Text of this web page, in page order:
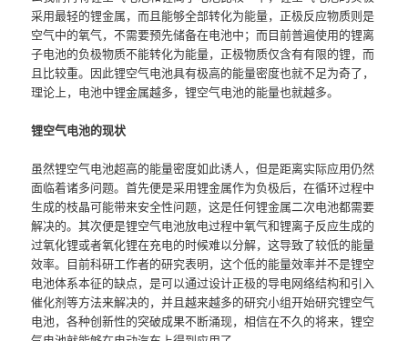
采用最轻的锂金属，而且能够全部转化为能量，正极反应物质则是
空气中的氧气，不需要预先储备在电池中；而目前普遍使用的锂离
子电池的负极物质不能转化为能量，正极物质仅含有有限的锂，而
且比较重。因此锂空气电池具有极高的能量密度也就不足为奇了，
理论上，电池中锂金属越多，锂空气电池的能量也就越多。
锂空气电池的现状
虽然锂空气电池超高的能量密度如此诱人，但是距离实际应用仍然
面临着诸多问题。首先便是采用锂金属作为负极后，在循环过程中
生成的枝晶可能带来安全性问题，这是任何锂金属二次电池都需要
解决的。其次便是锂空气电池放电过程中氧气和锂离子反应生成的
过氧化锂或者氧化锂在充电的时候难以分解，这导致了较低的能量
效率。目前科研工作者的研究表明，这个低的能量效率并不是锂空
电池体系本征的缺点，是可以通过设计正极的导电网络结构和引入
催化剂等方法来解决的，并且越来越多的研究小组开始研究锂空气
电池，各种创新性的突破成果不断涌现，相信在不久的将来，锂空